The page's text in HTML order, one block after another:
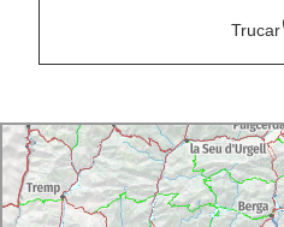
Trucar